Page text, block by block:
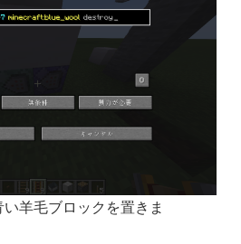
羊毛ブロックを置きま